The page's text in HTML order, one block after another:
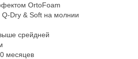
OrtoFoam
Q-Dry & Soft на молнии
срейдней
месяцев